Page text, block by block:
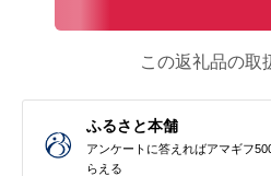
この返礼品の取
ふるさと本舗
アンケートに答えればアマギフ
らえる